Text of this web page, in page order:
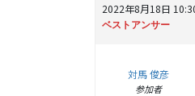
2022年8月18日
ベストアンサー
対馬 俊彦
参加者